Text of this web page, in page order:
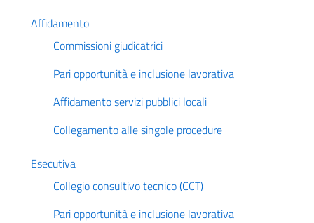
Affidamento
Commissioni giudicatrici
Pari opportunità e inclusione lavorativa
Affidamento servizi pubblici locali
Collegamento alle singole procedure
Esecutiva
Collegio consultivo tecnico (CCT)
Pari opportunità e inclusione lavorativa